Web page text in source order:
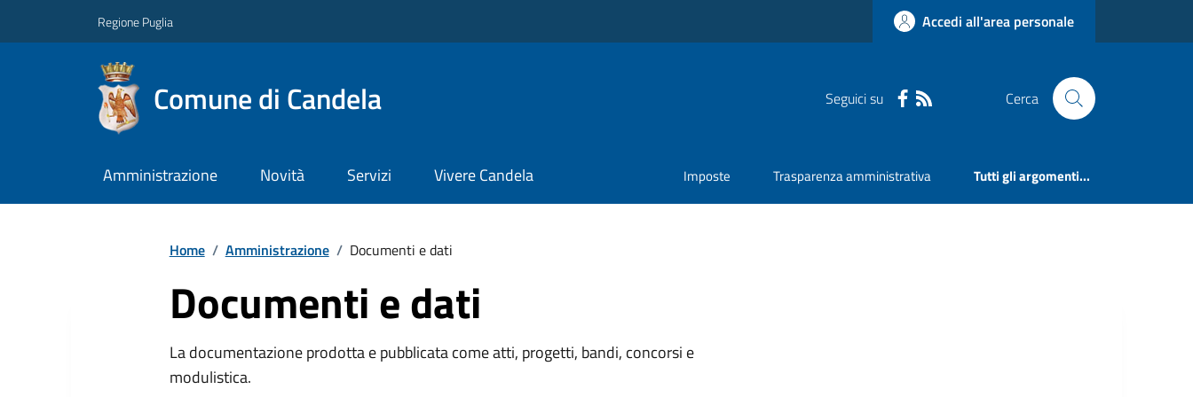
Regione Puglia Accedi all'area personale
Comune di Candela Seguici su Cerca
Amministrazione Novità Servizi Vivere Candela Imposte Trasparenza amministrativa Tutti gli argomenti...
Home / Amministrazione / Documenti e dati
Documenti e dati
La documentazione prodotta e pubblicata come atti, progetti, bandi, concorsi e
modulistica.